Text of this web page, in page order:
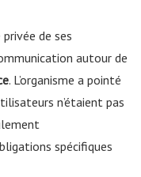
de ses
autour de
. L’organisme a pointé
n’étaient pas
spécifiques